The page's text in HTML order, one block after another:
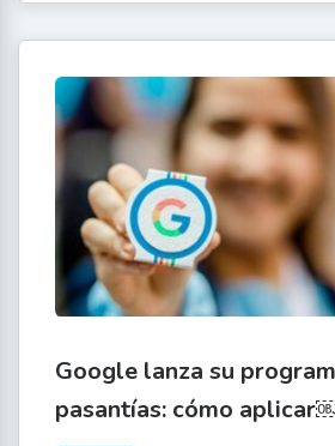
Google lanza su
pasantías: cómo